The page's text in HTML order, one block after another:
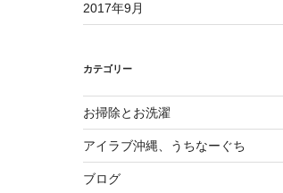
2017年9月
カテゴリー
お掃除とお洗濯
アイラブ沖縄、うちなーぐち
ブログ